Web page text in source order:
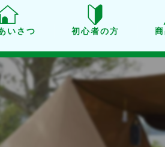
いさつ 初心者の方
商
点